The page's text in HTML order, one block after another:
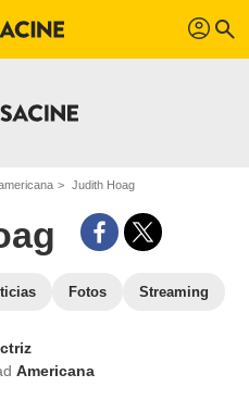
profil search
Judith Hoag
Fotos Streaming
Americana